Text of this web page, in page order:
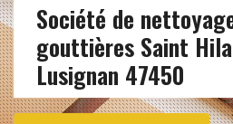
Société de
gouttières Saint
Lusignan 47450